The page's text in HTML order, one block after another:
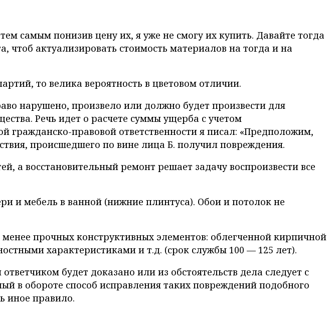
самым понизив цену их, я уже не смогу их купить. Давайте тогда
актуализировать стоимость материалов на тогда и на
то велика вероятность в цветовом отличии.
нарушено, произвело или должно будет произвести для
Речь идет о расчете суммы ущерба с учетом
гражданско-правовой ответственности я писал: «Предположим,
происшедшего по вине лица Б. получил повреждения.
а восстановительный ремонт решает задачу воспроизвести все
и мебель в ванной (нижние плинтуса). Обои и потолок не
прочных конструктивных элементов: облегченной кирпичной
характеристиками и т.д. (срок службы 100 — 125 лет).
будет доказано или из обстоятельств дела следует с
в обороте способ исправления таких повреждений подобного
иное правило.